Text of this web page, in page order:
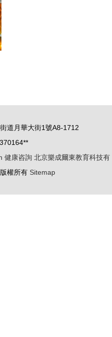
道月華大街1號A8-1712
健康咨詢 北京樂成爾東教育科技有
版權所有 Sitemap